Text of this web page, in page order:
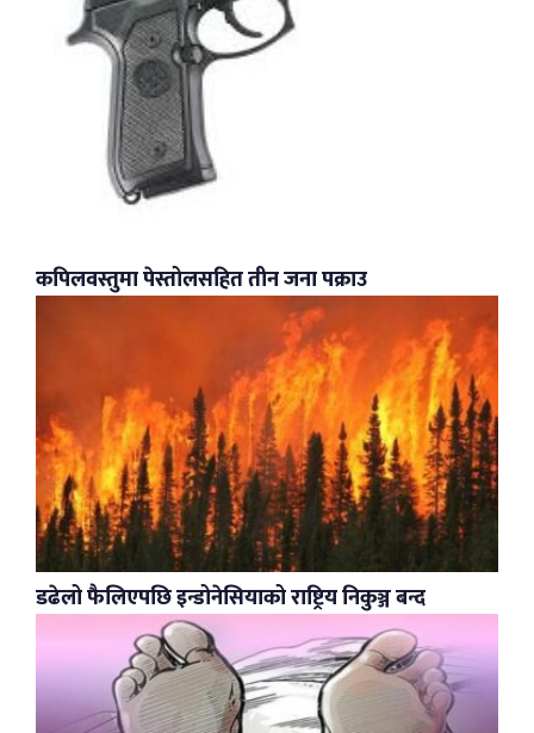
कपिलवस्तुमा पेस्तोलसहित तीन जना पक्राउ
डढेलो फैलिएपछि इन्डोनेसियाको राष्ट्रिय निकुञ्ज बन्द